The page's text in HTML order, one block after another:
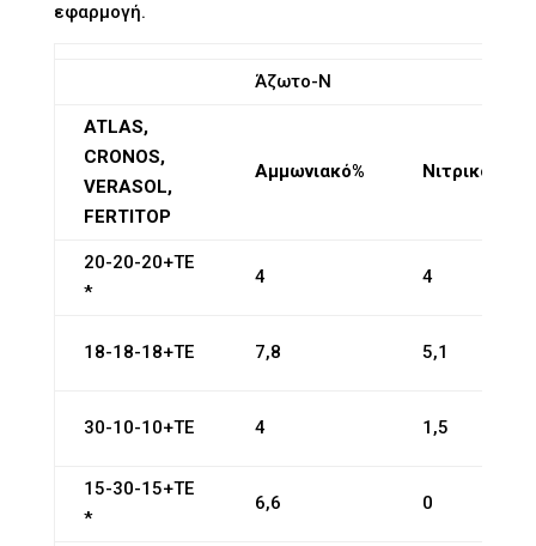
εφαρμογή.
Άζωτο-Ν
ATLAS,
CRONOS,
VERASOL,
FERTITOP
Αμμωνιακό% Νιτρικό%
20-20-20+TE
*
4 4
18-18-18+TE 7,8 5,1
30-10-10+TE 4 1,5
15-30-15+TE
*
6,6 0